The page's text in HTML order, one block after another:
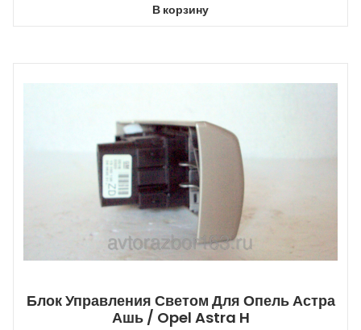
В корзину
Блок Управления Светом Для Опель Астра
Ашь / Opel Astra H